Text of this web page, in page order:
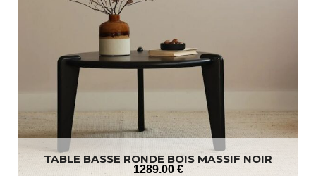
TABLE BASSE RONDE BOIS MASSIF NOIR
1289.00 €